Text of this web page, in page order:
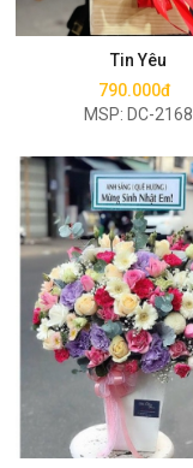
Tin Yêu
790.000đ
MSP: DC-2168
Mua ngay
Mua ngay